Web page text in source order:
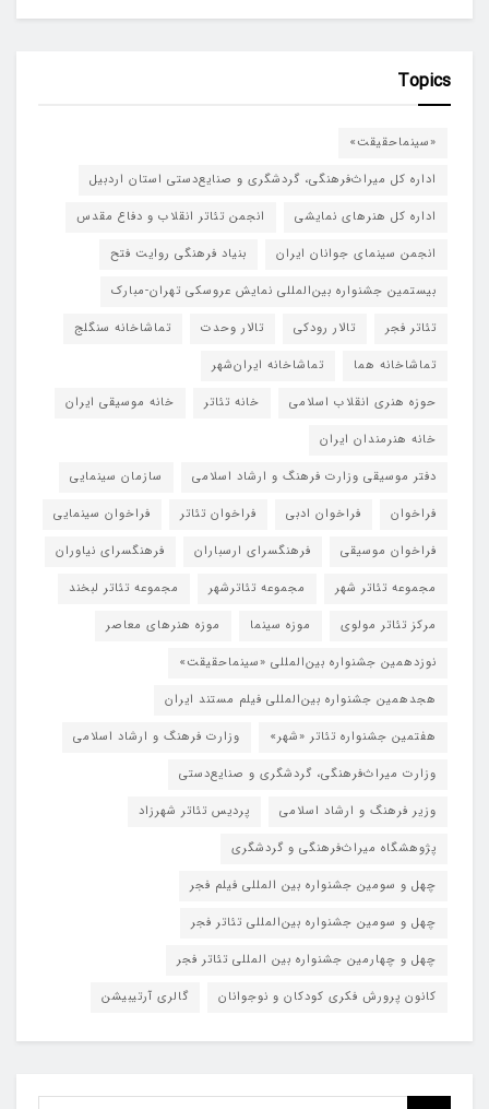
Topics
«سینماحقیقت»
اداره کل میراث‌فرهنگی، گردشگری و صنایع‌دستی استان اردبیل
اداره کل هنرهای نمایشی
انجمن تئاتر انقلاب و دفاع مقدس
انجمن سینمای جوانان ایران
بنیاد فرهنگی روایت فتح
بیستمین جشنواره بین‌المللی نمایش عروسکی تهران-مبارک
تئاتر فجر
تالار رودکی تالار وحدت
تماشاخانه سنگلج
تماشاخانه هما
تماشاخانه‌ ایران‌شهر
حوزه هنری انقلاب اسلامی
خانه تئاتر
خانه موسیقی ایران
خانه هنرمندان ایران
دفتر موسیقی وزارت فرهنگ و ارشاد اسلامی
سازمان سینمایی
فراخوان
فراخوان ادبی فراخوان تئاتر
فراخوان سینمایی
فراخوان موسیقی
فرهنگسرای ارسباران
فرهنگسرای نیاوران
مجموعه تئاتر شهر
مجموعه تئاترشهر
مجموعه تئاتر لبخند
مرکز تئاتر مولوی
موزه سینما
موزه هنرهای معاصر
نوزدهمین جشنواره بین‌المللی «سینماحقیقت»
هجدهمین جشنواره بین‌المللی فیلم مستند ایران
هفتمین جشنواره تئاتر «شهر»
وزارت فرهنگ و ارشاد اسلامی
وزارت میراث‌فرهنگی، گردشگری و صنایع‌دستی
وزیر فرهنگ و ارشاد اسلامی
پردیس تئاتر شهرزاد
پژوهشگاه میراث‌فرهنگی و گردشگری
چهل و سومین جشنواره بین المللی فیلم فجر
چهل و سومین جشنواره بین‌المللی تئاتر فجر
چهل و چهارمین جشنواره بین المللی تئاتر فجر
کانون پرورش فکری کودکان و نوجوانان
گالری آرتیبیشن